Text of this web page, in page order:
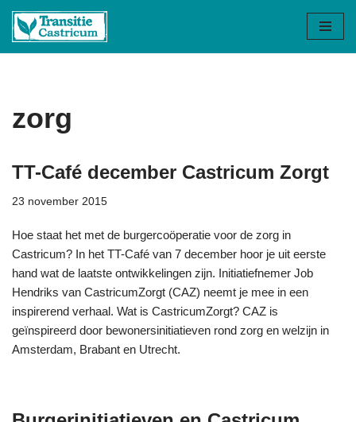
Ga
zorg
TT-Café december Castricum Zorgt
23 november 2015
Hoe staat het met de burgercoöperatie voor de zorg in
Castricum? In het TT-Café van 7 december hoor je uit eerste
hand wat de laatste ontwikkelingen zijn. Initiatiefnemer Job
Hendriks van CastricumZorgt (CAZ) neemt je mee in een
inspirerend verhaal. Wat is CastricumZorgt? CAZ is
geïnspireerd door bewonersinitiatieven rond zorg en welzijn in
Amsterdam, Brabant en Utrecht.